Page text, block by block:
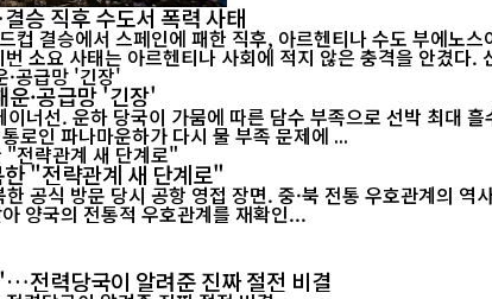
승 직후 수도서 폭력 사태
결승에서 스페인에 패한 직후, 아르헨티나 수도 부에노
월드컵 2연패
·공급망 '긴장'
너선. 운하 당국이 가뭄에 따른 담수 부족으로 선박 최대 흘
로인 파나마운하가 다시 물 부족 문제에 ...
"전략관계 새 단계로"
양국의 전통적 우호관계를 재확인...
전력당국이 알려준 진짜 절전 비결